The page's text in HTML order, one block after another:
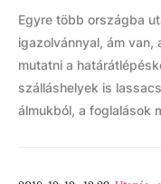
Egyre több országba
igazolvánnyal, ám van,
mutatni a
szálláshelyek is
álmukból, a foglalások